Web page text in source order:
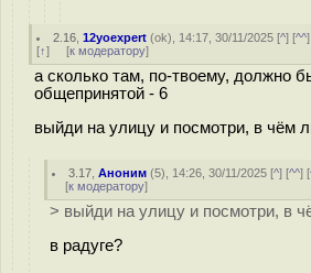
2.16 ,12yoexpert (ok), 14:17, 30/11/2025 [^] [^^
[↑] [к модератору]
а сколько там, по-твоему, должно
общепринятой - 6
выйди на улицу и посмотри, в чём
3.17 ,Аноним (5), 14:26, 30/11/2025 [^] [^^] [
[к модератору]
> выйди на улицу и посмотри, в
в радуге?